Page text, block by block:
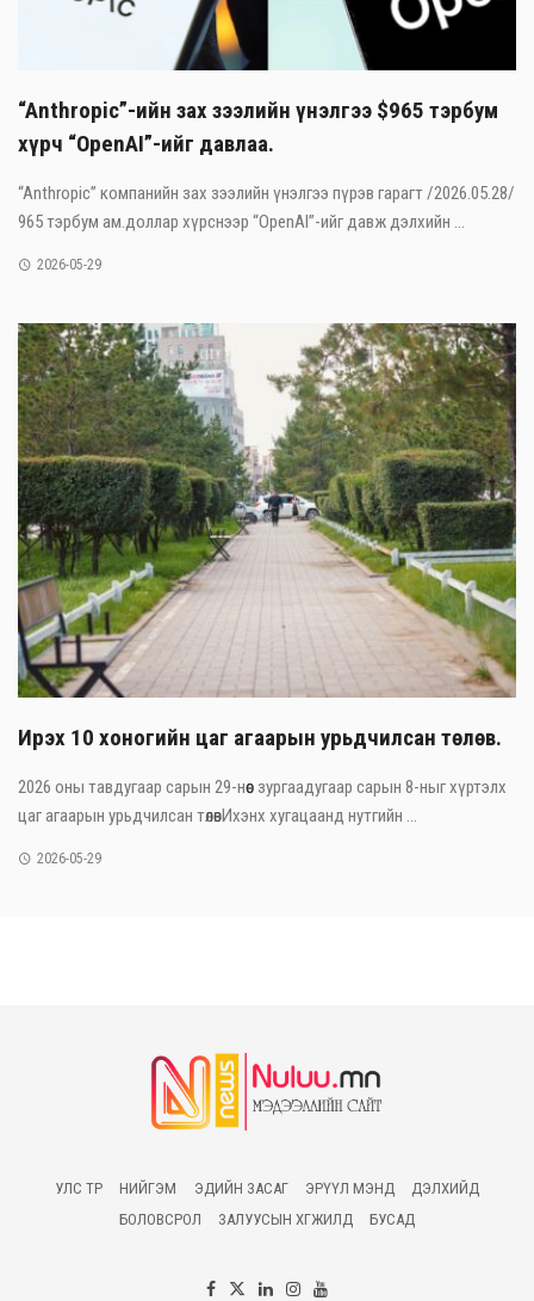
“Anthropic”-ийн зах зээлийн үнэлгээ $965 тэрбум
хүрч “OpenAI”-ийг давлаа.
“Anthropic” компанийн зах зээлийн үнэлгээ пүрэв гарагт /2026.05.28/
965 тэрбум ам.доллар хүрснээр “OpenAI”-ийг давж дэлхийн ...
2026-05-29
Ирэх 10 хоногийн цаг агаарын урьдчилсан төлөв.
2026 оны тавдугаар сарын 29-нөөс зургаадугаар сарын 8-ныг хүртэлх
цаг агаарын урьдчилсан төлөвИхэнх хугацаанд нутгийн ...
2026-05-29
УЛС ТӨР НИЙГЭМ ЭДИЙН ЗАСАГ ЭРҮҮЛ МЭНД
ДЭЛХИЙД
БОЛОВСРОЛ
ЗАЛУУСЫН ХӨГЖИЛД БУСАД